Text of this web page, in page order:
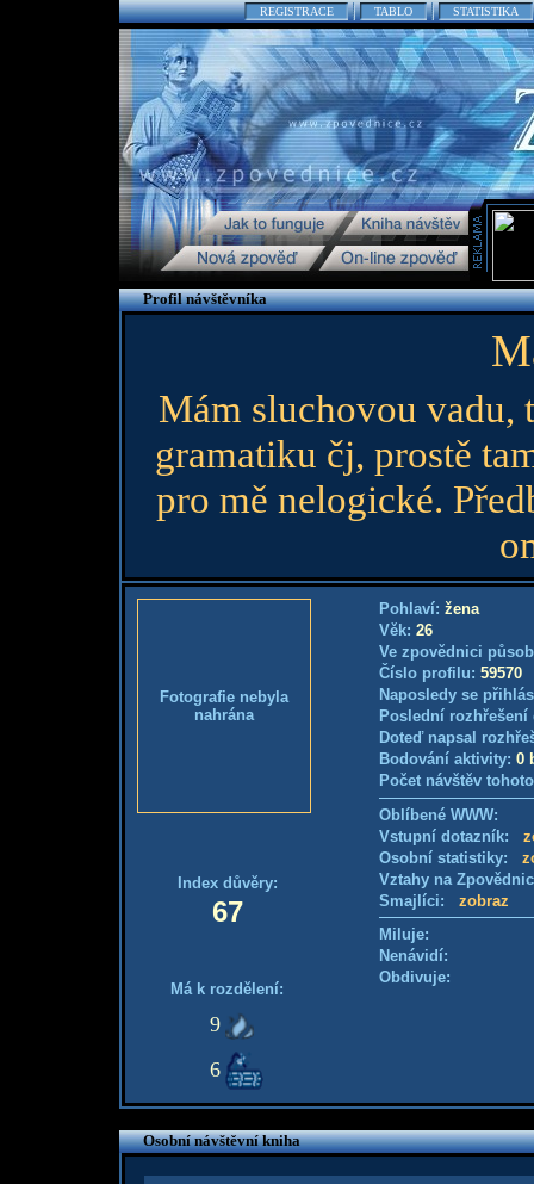
REGISTRACE TABLO STATISTIKA
Profil návštěvníka
Mám sluchovou vadu,
gramatiku čj, prostě
pro mě nelogické.
Fotografie nebyla
nahrána
Index důvěry:
67
Má k rozdělení:
9
6
Pohlaví: žena
Věk: 26
Ve zpovědnici
Číslo profilu: 59570
Naposledy se
Poslední
Doteď napsal
Bodování aktivity: 0
Počet návštěv
Oblíbené WWW:
Vstupní dotazník:
Osobní statistiky:
Vztahy na
Smajlíci: zobraz
Miluje:
Nenávidí:
Obdivuje:
Osobní návštěvní kniha